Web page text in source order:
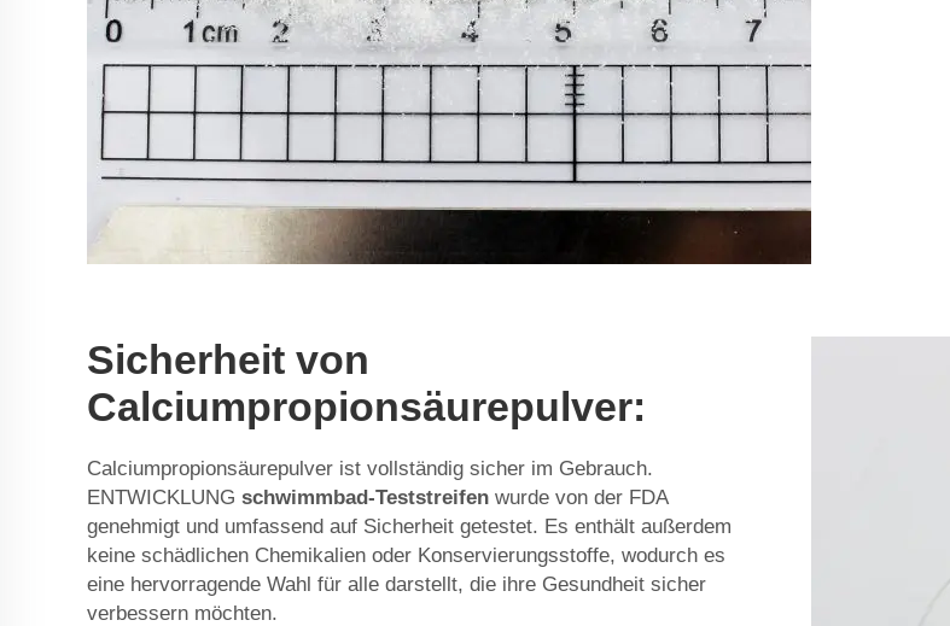
Sicherheit von
Calciumpropionsäurepulver:
Calciumpropionsäurepulver ist vollständig sicher im Gebrauch.
ENTWICKLUNG schwimmbad-Teststreifen wurde von der FDA
genehmigt und umfassend auf Sicherheit getestet. Es enthält außerdem
keine schädlichen Chemikalien oder Konservierungsstoffe, wodurch es
eine hervorragende Wahl für alle darstellt, die ihre Gesundheit sicher
verbessern möchten.